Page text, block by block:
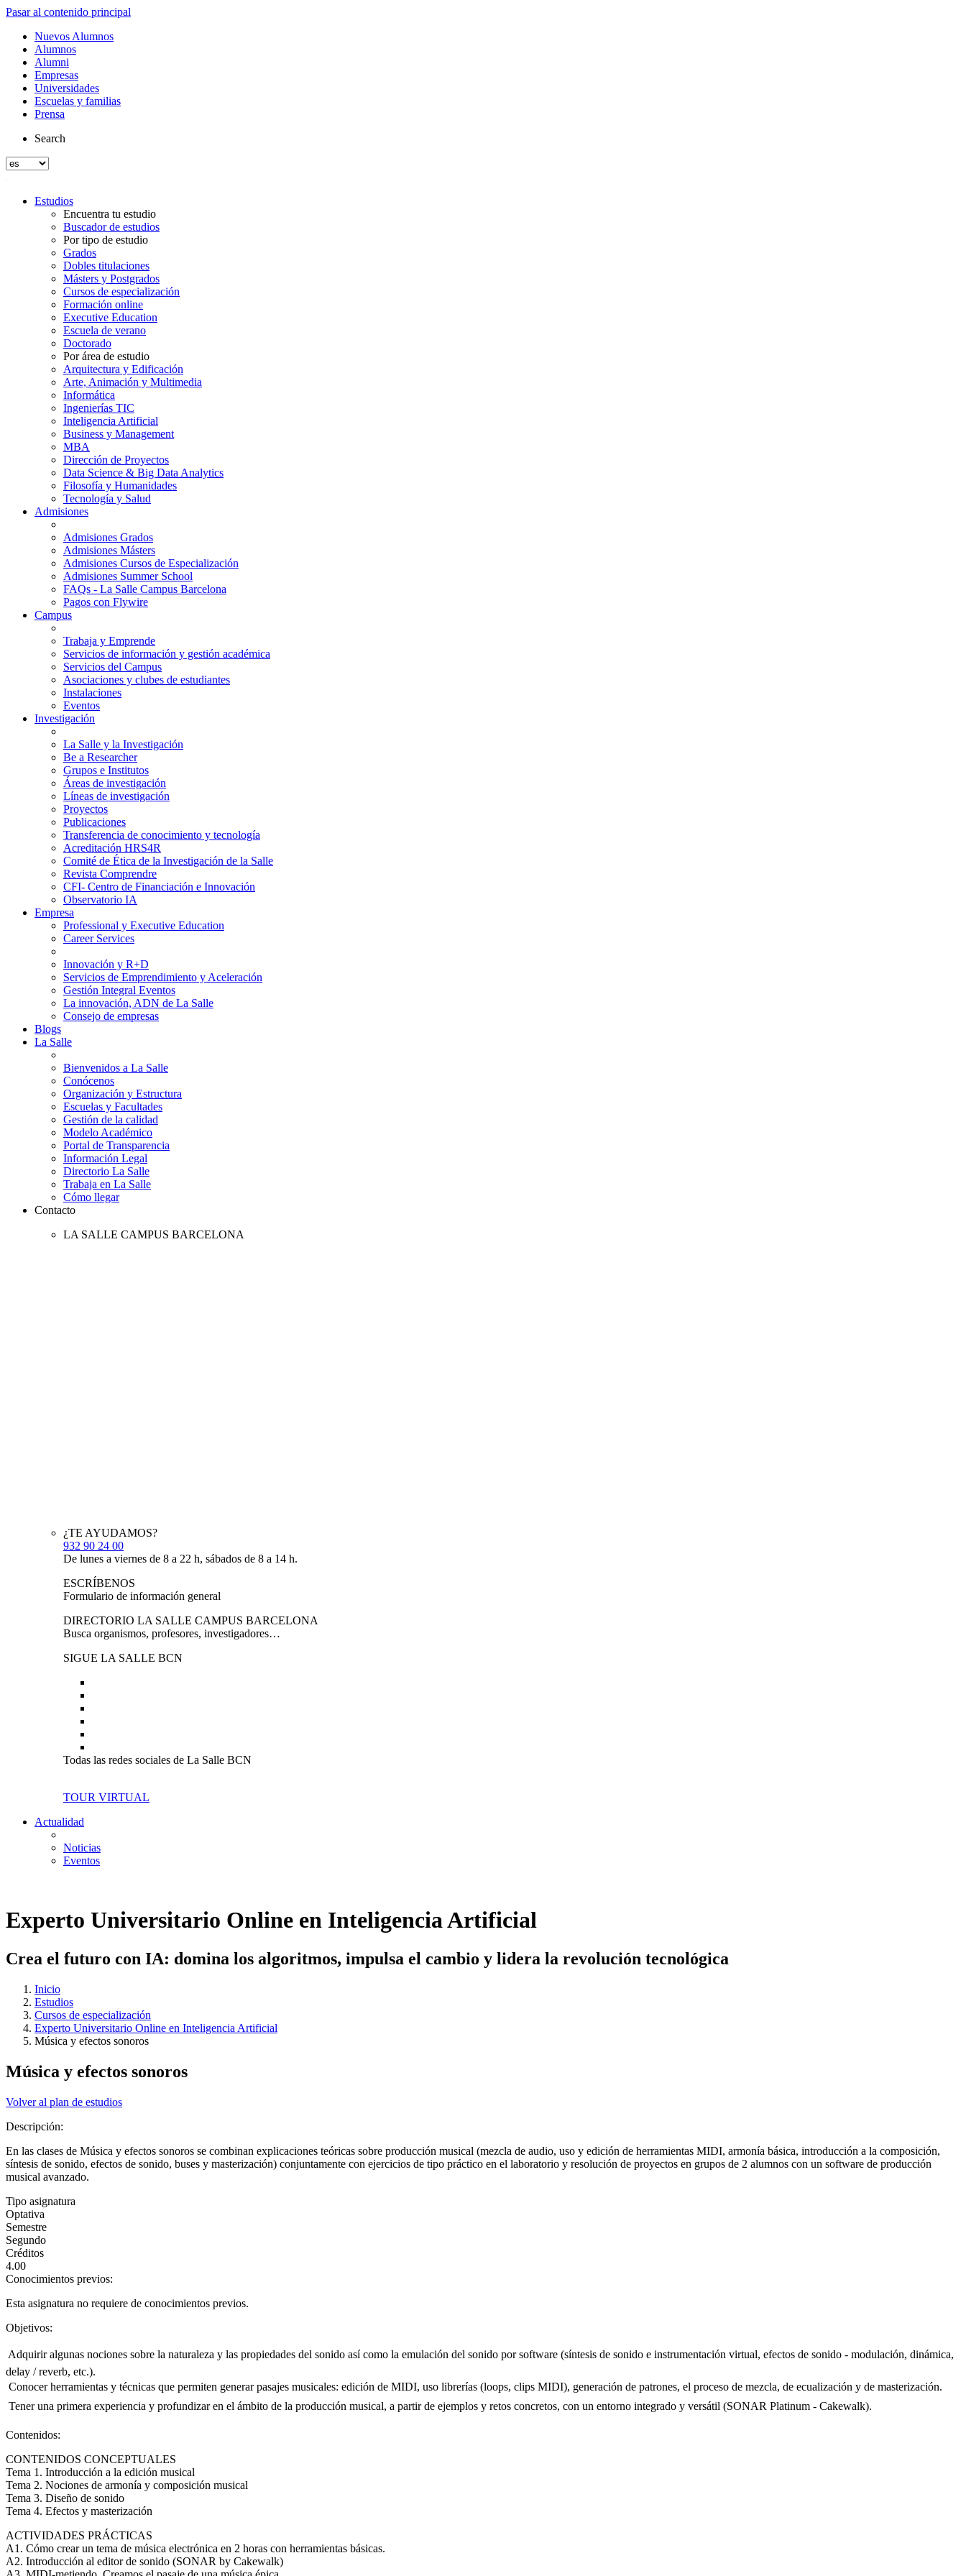
Pasar al contenido principal
Nuevos Alumnos
Alumnos
Alumni
Empresas
Universidades
Escuelas y familias
Prensa
Search
Estudios
Encuentra tu estudio
Buscador de estudios
Por tipo de estudio
Grados
Dobles titulaciones
Másters y Postgrados
Cursos de especialización
Formación online
Executive Education
Escuela de verano
Doctorado
Por área de estudio
Arquitectura y Edificación
Arte, Animación y Multimedia
Informática
Ingenierías TIC
Inteligencia Artificial
Business y Management
MBA
Dirección de Proyectos
Data Science & Big Data Analytics
Filosofía y Humanidades
Tecnología y Salud
Admisiones
Admisiones Grados
Admisiones Másters
Admisiones Cursos de Especialización
Admisiones Summer School
FAQs - La Salle Campus Barcelona
Pagos con Flywire
Campus
Trabaja y Emprende
Servicios de información y gestión académica
Servicios del Campus
Asociaciones y clubes de estudiantes
Instalaciones
Eventos
Investigación
La Salle y la Investigación
Be a Researcher
Grupos e Institutos
Áreas de investigación
Líneas de investigación
Proyectos
Publicaciones
Transferencia de conocimiento y tecnología
Acreditación HRS4R
Comité de Ética de la Investigación de la Salle
Revista Comprendre
CFI- Centro de Financiación e Innovación
Observatorio IA
Empresa
Professional y Executive Education
Career Services
Innovación y R+D
Servicios de Emprendimiento y Aceleración
Gestión Integral Eventos
La innovación, ADN de La Salle
Consejo de empresas
Blogs
La Salle
Bienvenidos a La Salle
Conócenos
Organización y Estructura
Escuelas y Facultades
Gestión de la calidad
Modelo Académico
Portal de Transparencia
Información Legal
Directorio La Salle
Trabaja en La Salle
Cómo llegar
Contacto
LA SALLE CAMPUS BARCELONA
¿TE AYUDAMOS?
932 90 24 00
De lunes a viernes de 8 a 22 h, sábados de 8 a 14 h.
ESCRÍBENOS
Formulario de información general
DIRECTORIO LA SALLE CAMPUS BARCELONA
Busca organismos, profesores, investigadores…
SIGUE LA SALLE BCN
Todas las redes sociales de La Salle BCN
TOUR VIRTUAL
Actualidad
Noticias
Eventos
Experto Universitario Online en Inteligencia Artificial
Crea el futuro con IA: domina los algoritmos, impulsa el cambio y lidera la revolución tecnológica
Inicio
Estudios
Cursos de especialización
Experto Universitario Online en Inteligencia Artificial
Música y efectos sonoros
Música y efectos sonoros
Volver al plan de estudios
Descripción:
En las clases de Música y efectos sonoros se combinan explicaciones teóricas sobre producción musical (mezcla de audio, uso y edición de herramientas MIDI, armonía básica, introducción a la composición,
síntesis de sonido, efectos de sonido, buses y masterización) conjuntamente con ejercicios de tipo práctico en el laboratorio y resolución de proyectos en grupos de 2 alumnos con un software de producción
musical avanzado.
Tipo asignatura
Optativa
Semestre
Segundo
Créditos
4.00
Conocimientos previos:
Esta asignatura no requiere de conocimientos previos.
Objetivos:
 Adquirir algunas nociones sobre la naturaleza y las propiedades del sonido así como la emulación del sonido por software (síntesis de sonido e instrumentación virtual, efectos de sonido - modulación, dinámica,
delay / reverb, etc.).
 Conocer herramientas y técnicas que permiten generar pasajes musicales: edición de MIDI, uso librerías (loops, clips MIDI), generación de patrones, el proceso de mezcla, de ecualización y de masterización.
 Tener una primera experiencia y profundizar en el ámbito de la producción musical, a partir de ejemplos y retos concretos, con un entorno integrado y versátil (SONAR Platinum - Cakewalk).
Contenidos:
CONTENIDOS CONCEPTUALES
Tema 1. Introducción a la edición musical
Tema 2. Nociones de armonía y composición musical
Tema 3. Diseño de sonido
Tema 4. Efectos y masterización
ACTIVIDADES PRÁCTICAS
A1. Cómo crear un tema de música electrónica en 2 horas con herramientas básicas.
A2. Introducción al editor de sonido (SONAR by Cakewalk)